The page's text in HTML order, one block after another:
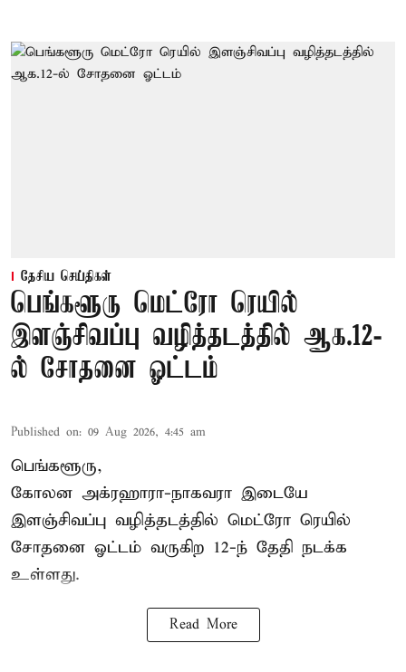
தேசிய செய்திகள்
பெங்களூரு மெட்ரோ ரெயில்
இளஞ்சிவப்பு வழித்தடத்தில் ஆக.12-
ல் சோதனை ஓட்டம்
Published on: 09 Aug 2026, 4:45 am
பெங்களூரு,
கோலன அக்ரஹாரா-நாகவரா இடையே
இளஞ்சிவப்பு வழித்தடத்தில் மெட்ரோ ரெயில்
சோதனை ஓட்டம் வருகிற 12-ந் தேதி நடக்க
உள்ளது.
Read More